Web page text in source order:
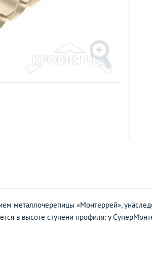
металлочерепицы «Монтеррей»,
в высоте ступени профиля: у